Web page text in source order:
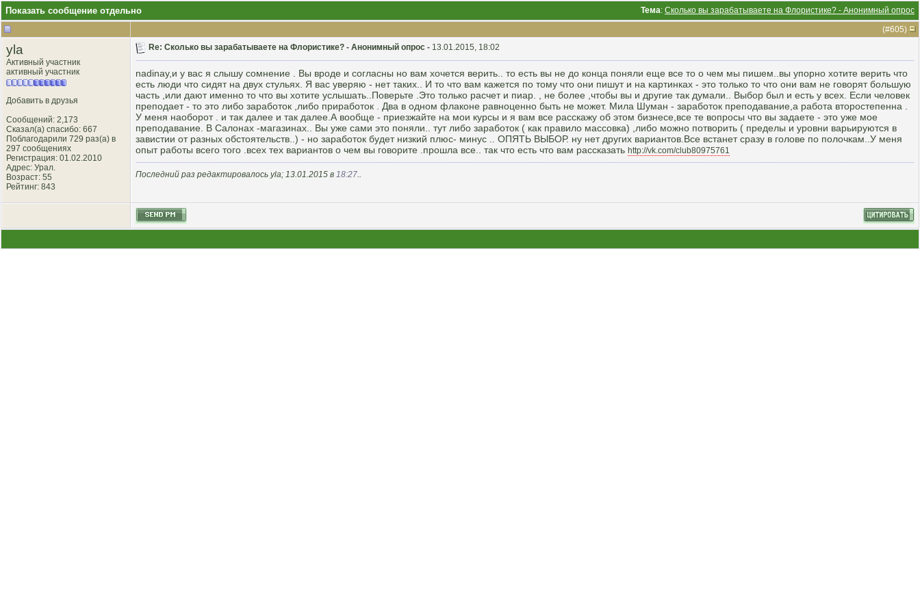
Тема: Сколько вы зарабатываете на Флористике? - Анонимный опрос
Показать сообщение отдельно
(#605)
yla
Активный участник
активный участник
Добавить в друзья
Сообщений: 2,173
Сказал(а) спасибо: 667
Поблагодарили 729 раз(а) в
297 сообщениях
Регистрация: 01.02.2010
Адрес: Урал.
Возраст: 55
Рейтинг: 843
Re: Сколько вы зарабатываете на Флористике? - Анонимный опрос - 13.01.2015, 18:02
nadinay,и у вас я слышу сомнение . Вы вроде и согласны но вам хочется верить.. то есть вы не до конца поняли еще все то о чем мы пишем..вы упорно хотите верить что
есть люди что сидят на двух стульях. Я вас уверяю - нет таких.. И то что вам кажется по тому что они пишут и на картинках - это только то что они вам не говорят большую
часть ,или дают именно то что вы хотите услышать..Поверьте .Это только расчет и пиар. , не более ,чтобы вы и другие так думали.. Выбор был и есть у всех. Если человек
преподает - то это либо заработок ,либо приработок . Два в одном флаконе равноценно быть не может. Мила Шуман - заработок преподавание,а работа второстепенна .
У меня наоборот . и так далее и так далее.А вообще - приезжайте на мои курсы и я вам все расскажу об этом бизнесе,все те вопросы что вы задаете - это уже мое
преподавание. В Салонах -магазинах.. Вы уже сами это поняли.. тут либо заработок ( как правило массовка) ,либо можно потворить ( пределы и уровни варьируются в
завистии от разных обстоятельств..) - но заработок будет низкий плюс- минус .. ОПЯТЬ ВЫБОР. ну нет других вариантов.Все встанет сразу в голове по полочкам..У меня
опыт работы всего того .всех тех вариантов о чем вы говорите .прошла все.. так что есть что вам рассказать http://vk.com/club80975761
Последний раз редактировалось yla; 13.01.2015 в 18:27..